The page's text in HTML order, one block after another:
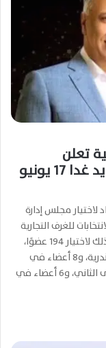
تعلن
الاستعداد لاختيار مجلس إدارة جديد غدا 17 يونيو
لاختيار مجلس إدارة
الانتخابات للغرف التجارية
داخل 27 غرفة تجارية على مستوى الجمهورية، وذلك لاختيار 194 عضوًا،
حيث يتم انتخاب 11 عضوًا في غرف القاهرة والإسكندرية، و8 أعضاء في
غرف المستوى الأول، و7 أعضاء في غرف المستوى الثاني، و6 أعضاء في